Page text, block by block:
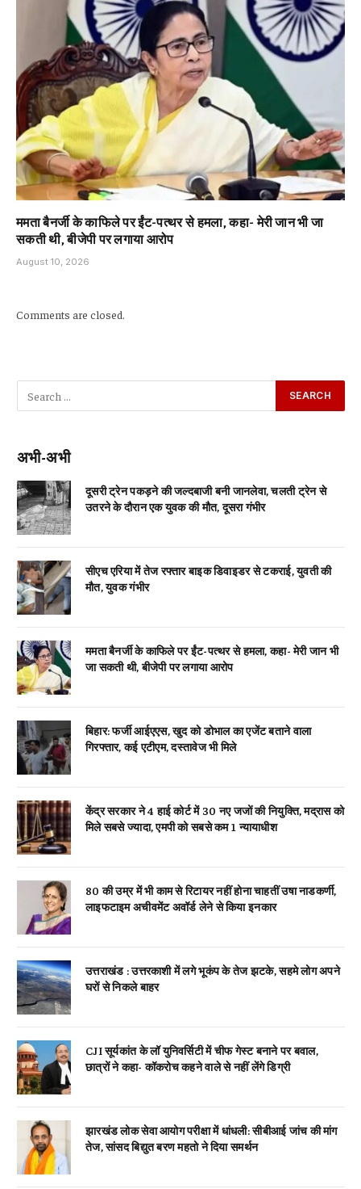
ममता बैनर्जी के काफिले पर ईंट-पत्थर से हमला, कहा- मेरी जान भी जा
सकती थी, बीजेपी पर लगाया आरोप
August 10, 2026
Comments are closed.
अभी-अभी
दूसरी ट्रेन पकड़ने की जल्दबाजी बनी जानलेवा, चलती ट्रेन से
उतरने के दौरान एक युवक की मौत, दूसरा गंभीर
सीएच एरिया में तेज रफ्तार बाइक डिवाइडर से टकराई, युवती की
मौत, युवक गंभीर
ममता बैनर्जी के काफिले पर ईंट-पत्थर से हमला, कहा- मेरी जान भी
जा सकती थी, बीजेपी पर लगाया आरोप
बिहार: फर्जी आईएएस, खुद को डोभाल का एजेंट बताने वाला
गिरफ्तार, कई एटीएम, दस्तावेज भी मिले
केंद्र सरकार ने 4 हाई कोर्ट में 30 नए जजों की नियुक्ति, मद्रास को
मिले सबसे ज्यादा, एमपी को सबसे कम 1 न्यायाधीश
80 की उम्र में भी काम से रिटायर नहीं होना चाहतीं उषा नाडकर्णी,
लाइफटाइम अचीवमेंट अवॉर्ड लेने से किया इनकार
उत्तराखंड : उत्तरकाशी में लगे भूकंप के तेज झटके, सहमे लोग अपने
घरों से निकले बाहर
CJI सूर्यकांत के लॉ युनिवर्सिटी में चीफ गेस्ट बनाने पर बवाल,
छात्रों ने कहा- कॉकरोच कहने वाले से नहीं लेंगे डिग्री
झारखंड लोक सेवा आयोग परीक्षा में धांधली: सीबीआई जांच की मांग
तेज, सांसद बिद्युत बरण महतो ने दिया समर्थन